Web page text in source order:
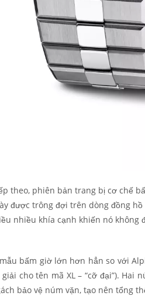
theo, phiên bản trang bị cơ chế
được trông đợi trên dòng đồng
nhiều khía cạnh khiến nó không
bấm giờ lớn hơn hẳn so với
cho tên mã XL – “cỡ đại”). Hai
bảo vệ núm vặn, tạo nên tổng